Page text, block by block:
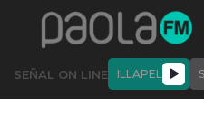
Click acá para ir
SEÑAL ON LINE ILLAPEL